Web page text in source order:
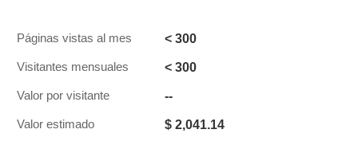
Páginas vistas al mes < 300
Visitantes mensuales < 300
Valor por visitante --
Valor estimado $ 2,041.14